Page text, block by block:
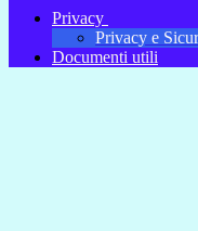
Privacy
Privacy e
Documenti utili